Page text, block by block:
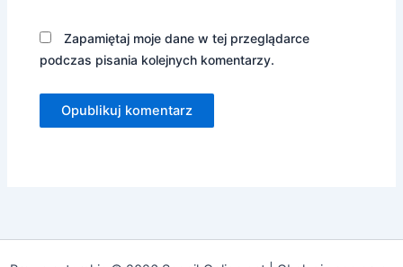
Zapamiętaj moje dane w tej przeglądarce
podczas pisania kolejnych komentarzy.